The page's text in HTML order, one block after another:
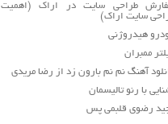
طراحی سایت در اراک (اهمیت
سایت اراک)
هیدروژنی
ممبران
آهنگ نم نم بارون زد از رضا مریدی
با رنو تالیسمان
رضوی قلبمی پس